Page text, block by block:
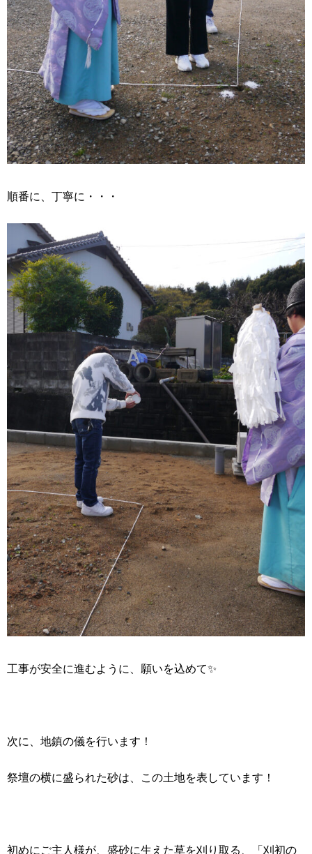
順番に、丁寧に・・・
工事が安全に進むように、願いを込めて✨
次に、地鎮の儀を行います！
祭壇の横に盛られた砂は、この土地を表しています！
初めにご主人様が、盛砂に生えた草を刈り取る、「刈初の